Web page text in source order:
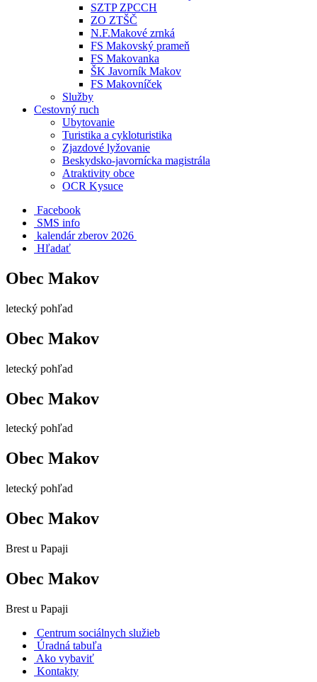
SZTP ZPCCH
ZO ZTŠČ
N.F.Makové zrnká
FS Makovský prameň
FS Makovanka
ŠK Javorník Makov
FS Makovníček
Služby
Cestovný ruch
Ubytovanie
Turistika a cykloturistika
Zjazdové lyžovanie
Beskydsko-javornícka magistrála
Atraktivity obce
OCR Kysuce
Facebook
SMS info
​ kalendár zberov 2026
Hľadať
Obec Makov
letecký pohľad
Obec Makov
letecký pohľad
Obec Makov
letecký pohľad
Obec Makov
letecký pohľad
Obec Makov
Brest u Papaji
Obec Makov
Brest u Papaji
Centrum sociálnych služieb
Úradná tabuľa
Ako vybaviť
Kontakty